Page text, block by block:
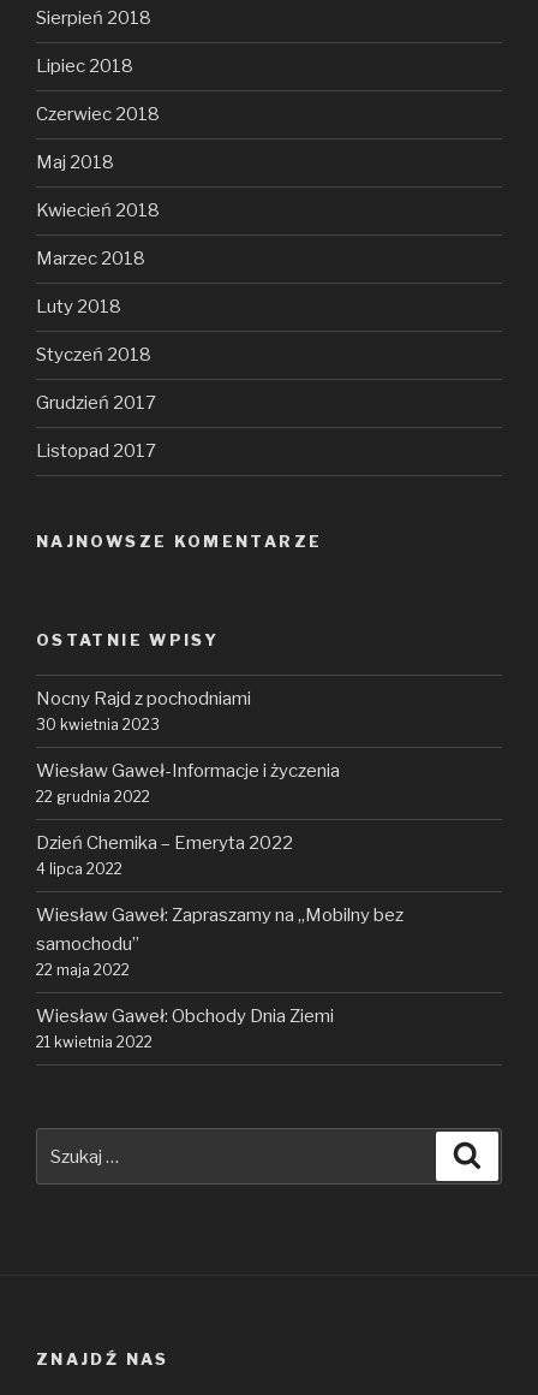
Sierpień 2018
Lipiec 2018
Czerwiec 2018
Maj 2018
Kwiecień 2018
Marzec 2018
Luty 2018
Styczeń 2018
Grudzień 2017
Listopad 2017
NAJNOWSZE KOMENTARZE
OSTATNIE WPISY
Nocny Rajd z pochodniami
30 kwietnia 2023
Wiesław Gaweł-Informacje i życzenia
22 grudnia 2022
Dzień Chemika – Emeryta 2022
4 lipca 2022
Wiesław Gaweł: Zapraszamy na „Mobilny bez
samochodu”
22 maja 2022
Wiesław Gaweł: Obchody Dnia Ziemi
21 kwietnia 2022
ZNAJDŹ NAS